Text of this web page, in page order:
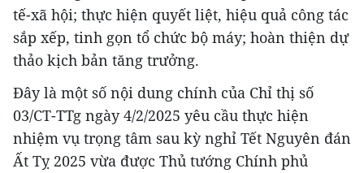
tế-xã hội; thực hiện quyết liệt, hiệu quả công tác
sắp xếp, tinh gọn tổ chức bộ máy; hoàn thiện dự
thảo kịch bản tăng trưởng.
Đây là một số nội dung chính của Chỉ thị số
03/CT-TTg ngày 4/2/2025 yêu cầu thực hiện
nhiệm vụ trọng tâm sau kỳ nghỉ Tết Nguyên đán
Ất Tỵ 2025 vừa được Thủ tướng Chính phủ